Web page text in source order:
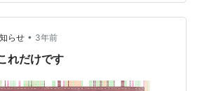
らせ • 3年前
れだけです